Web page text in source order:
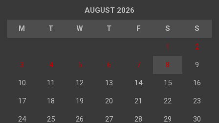
AUGUST 2026
M T W T F S S
1 2
3 4 5 6 7 8 9
10 11 12 13 14 15 16
17 18 19 20 21 22 23
24 25 26 27 28 29 30